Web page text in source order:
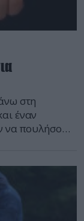
στη
έναν
να πουλήσουν
Οι άνδρες
τον
του,